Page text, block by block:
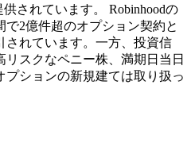
されています。 Robinhoodの
2億件超のオプション契約と
されています。一方、投資信
スクなペニー株、満期日当日
プションの新規建ては取り扱っ